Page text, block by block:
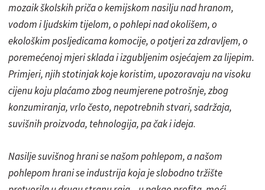
mozaik školskih priča o kemijskom nasilju nad hranom,
vodom i ljudskim tijelom, o pohlepi nad okolišem, o
ekološkim posljedicama komocije, o potjeri za zdravljem, o
poremećenoj mjeri sklada i izgubljenim osjećajem za lijepim.
Primjeri, njih stotinjak koje koristim, upozoravaju na visoku
cijenu koju plaćamo zbog neumjerene potrošnje, zbog
konzumiranja, vrlo često, nepotrebnih stvari, sadržaja,
suvišnih proizvoda, tehnologija, pa čak i ideja.
Nasilje suvišnog hrani se našom pohlepom, a našom
pohlepom hrani se industrija koja je slobodno tržište